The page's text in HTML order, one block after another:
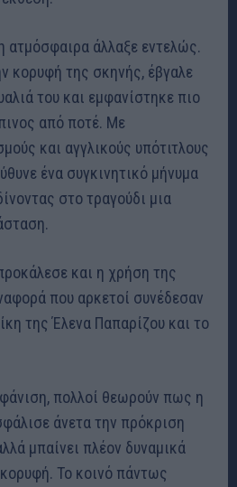
ατμόσφαιρα άλλαξε εντελώς.
κορυφή της σκηνής, έβγαλε
του και εμφανίστηκε πιο
από ποτέ. Με
και αγγλικούς υπότιτλους
ένα συγκινητικό μήνυμα
στο τραγούδι μια
και η χρήση της
που αρκετοί συνέδεσαν
της Έλενα Παπαρίζου και το
πολλοί θεωρούν πως η
άνετα την πρόκριση
μπαίνει πλέον δυναμικά
Το κοινό πάντως